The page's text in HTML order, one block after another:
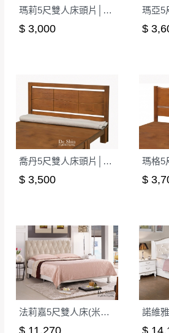
其它注意事項
本司貨車運送如因路況不佳、
山區內等，或收貨地點搬運過
法順利配送，本公司除了盡最
狀況保有出貨的權利。
保護物流人員的工作安全，賣
因大型傢俱有組裝、配送的問
商品，無法指定特定時間送達
再與您通知，讓您不用整天在
寶貴時間。
如遇自然災害、政府宣布之災
事，而危及運送人員輸送之安
或停止運送服務。
訂購前詳加確認。(包含商
訂購前請確認商品尺寸，
內通知客服人員(Line@ ID
須保持商品全新狀態與完
若發生非本司因素致使之
辦理退換貨。
台北市、新北市地區固定
收送貨，敬請見諒！
環境不同。若屬人為因素
件短缺，則維修、搬運費
行吸收(另事先與消費者報
會進行維修)。
到貨7日內為鑑賞期(注意:
若非商品品質瑕疵問題於
形，我們需酌收退貨運費
瑪莉5尺雙人床頭片│床頭板
$ 3,000 $
喬丹5尺雙人床頭片│床頭板
$ 3,500 $
法莉嘉5尺雙人床(米黃布)│床架
$ 11,270 $